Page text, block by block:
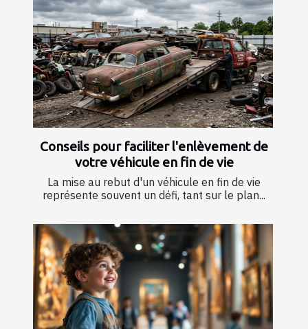
Conseils pour faciliter l'enlèvement de
votre véhicule en fin de vie
La mise au rebut d'un véhicule en fin de vie
représente souvent un défi, tant sur le plan...